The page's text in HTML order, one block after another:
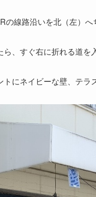
の線路沿いを北（左）
、すぐ右に折れる道を
にネイビーな壁、テラ